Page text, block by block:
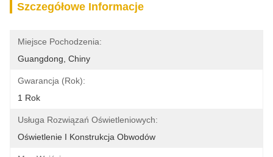
Szczegółowe Informacje
Miejsce Pochodzenia:
Guangdong, Chiny
Gwarancja (rok):
1 Rok
Usługa Rozwiązań Oświetleniowych:
Oświetlenie I Konstrukcja Obwodów